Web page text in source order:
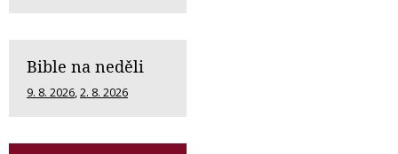
Bible na neděli
9. 8. 2026,2. 8. 2026